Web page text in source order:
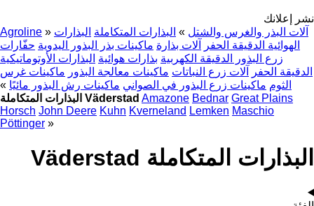
نشر إعلانك
Agroline » آلات البذر والغرس والشتل » البذارات المتكاملة البذارات
الهوائية الدقيقة الحفر
آلات بذارة ماكينات بذر البذور اليدوية حفّارات
زرع البذور الدقيقة الكهربية بذارات هوائية البذارات الأوتوماتيكية
الدقيقة الحفر
آلات زرع النباتات ماكينات معالجة البذور ماكينات غرس
الثوم ماكينات زرع البذور في الصواني ماكينات رش البذور مائيًا »
البذارات المتكاملة Väderstad Amazone Bednar Great Plains
Horsch John Deere Kuhn Kverneland Lemken Maschio
Pöttinger »
البذارات المتكاملة Väderstad